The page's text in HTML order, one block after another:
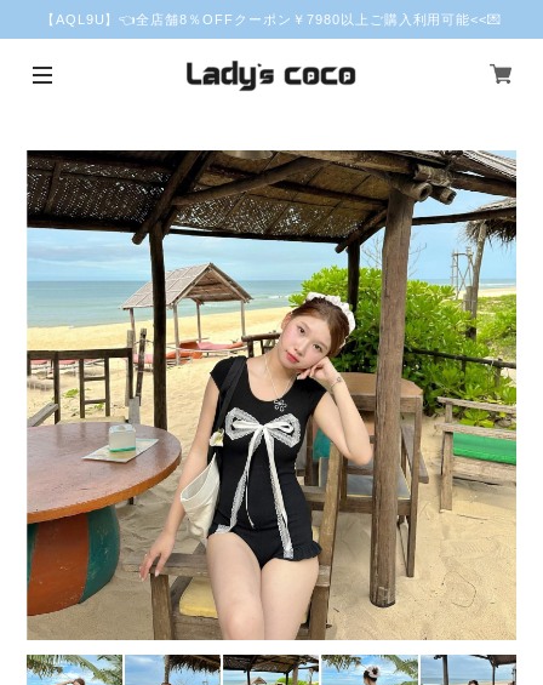
【AQL9U】👈全店舗8％OFFクーポン￥7980以上ご購入利用可能<<💌